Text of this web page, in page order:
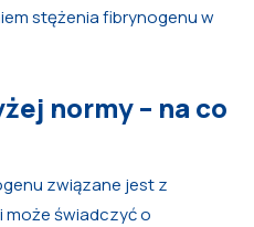
stężenia fibrynogenu w
normy – na co
związane jest z
może świadczyć o